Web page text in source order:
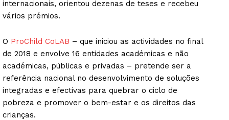
internacionais, orientou dezenas de teses e recebeu
vários prémios.
O ProChild CoLAB – que iniciou as actividades no final
de 2018 e envolve 16 entidades académicas e não
académicas, públicas e privadas – pretende ser a
referência nacional no desenvolvimento de soluções
integradas e efectivas para quebrar o ciclo de
pobreza e promover o bem-estar e os direitos das
crianças.